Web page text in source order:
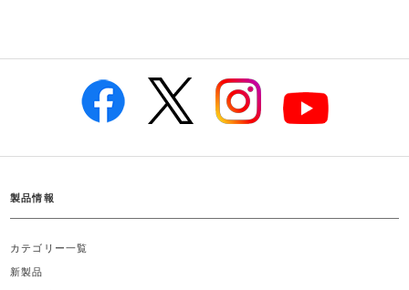
製品情報
カテゴリー一覧
新製品